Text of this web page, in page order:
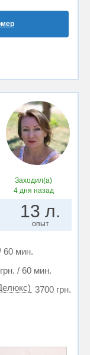
Заходил(а)
4 дня назад
13 л.
опыт
60 мин.
/ 60 мин.
3700 грн.